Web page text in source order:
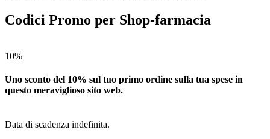
Codici Promo per Shop-farmacia
10%
Uno sconto del 10% sul tuo primo ordine sulla tua spese in
questo meraviglioso sito web.
Data di scadenza indefinita.